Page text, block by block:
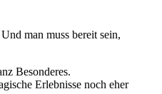
man muss bereit sein,
Besonderes.
Erlebnisse noch eher